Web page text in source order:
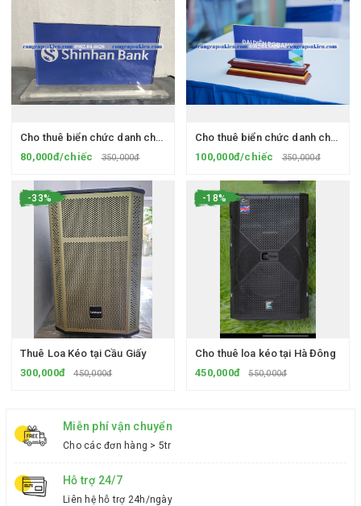
Cho thuê biển chức danh chân Mica
80,000đ/chiếc
350,000đ
Cho thuê biển chức danh chân gỗ
100,000đ/chiếc
350,000đ
-33%
Thuê Loa Kéo tại Cầu Giấy
300,000đ
450,000đ
-18%
Cho thuê loa kéo tại Hà Đông
450,000đ
550,000đ
Miễn phí vận chuyển
Cho các đơn hàng > 5tr
Hỗ trợ 24/7
Liên hệ hỗ trợ 24h/ngày